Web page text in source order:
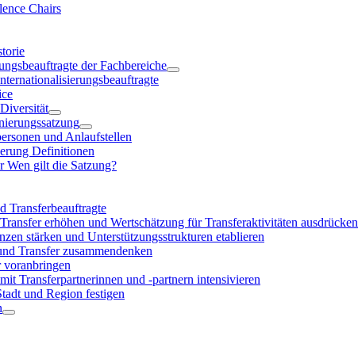
Chairs
der Fachbereiche
und Anlaufstellen
Definitionen
Wen gilt die Satzung?
Transferbeauftragte
erhöhen und Wertschätzung für Transferaktivitäten ausdrücken
stärken und Unterstützungsstrukturen etablieren
Transfer zusammendenken
Transferpartnerinnen und -partnern intensivieren
und Region festigen